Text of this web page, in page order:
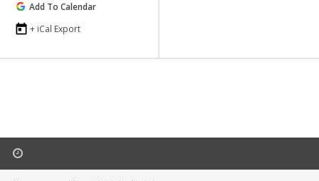
Add To Calendar
+ iCal Export